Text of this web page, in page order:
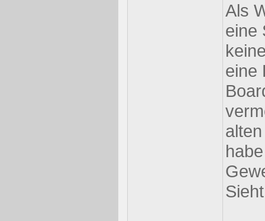
Als
eine
eine